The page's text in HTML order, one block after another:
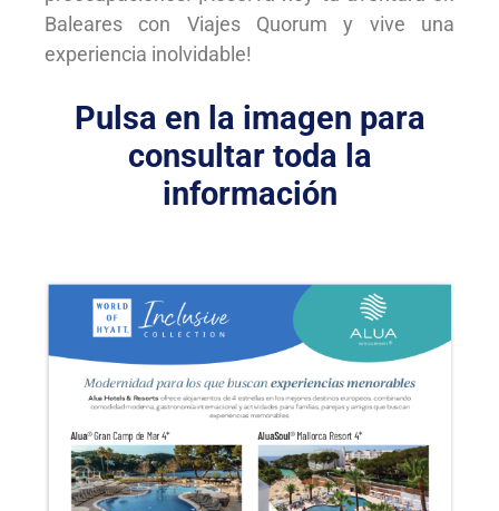
Baleares con Viajes Quorum y vive una
experiencia inolvidable!
Pulsa en la imagen para
consultar toda la
información